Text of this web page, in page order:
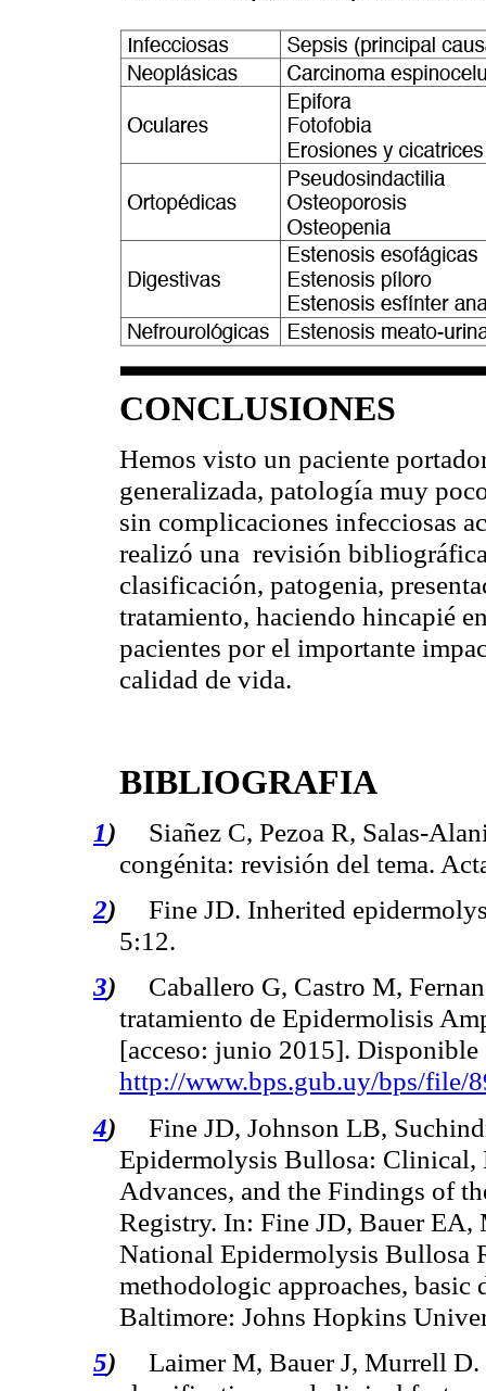
CONCLUSIONES
Hemos visto un paciente
generalizada, patología muy
sin complicaciones infecciosas
realizó una revisión
clasificación, patogenia,
tratamiento, haciendo hincapié
pacientes por el importante
calidad de vida.
BIBLIOGRAFIA
1) Siañez C, Pezoa R, Salas-
congénita: revisión del tema.
2) Fine JD. Inherited
5:12.
3) Caballero G, Castro M,
tratamiento de Epidermolisis
[acceso: junio 2015]. Disponible
http://www.bps.gub.uy/bps/file/
4) Fine JD, Johnson LB,
Epidermolysis Bullosa: Clinical,
Advances, and the Findings of
Registry. In: Fine JD, Bauer
National Epidermolysis Bullosa
methodologic approaches, basic
Baltimore: Johns Hopkins
5) LaimerM, Bauer J, Murrell D.